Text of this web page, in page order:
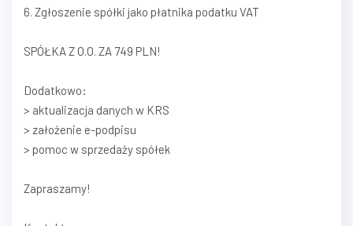
6. Zgłoszenie spółki jako płatnika podatku VAT
SPÓŁKA Z O.O. ZA 749 PLN!
Dodatkowo:
> aktualizacja danych w KRS
> założenie e-podpisu
> pomoc w sprzedaży spółek
Zapraszamy!